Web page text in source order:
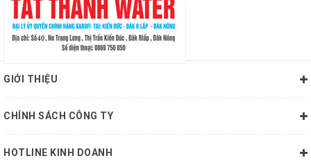
GIỚI THIỆU
CHÍNH SÁCH CÔNG TY
HOTLINE KINH DOANH